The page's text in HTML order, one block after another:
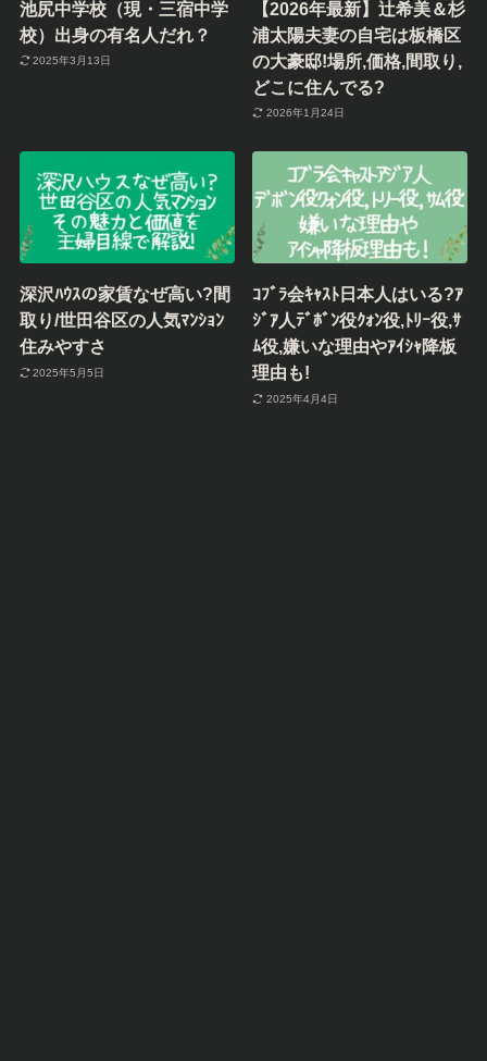
池尻中学校（現・三宿中学
校）出身の有名人だれ？
2025年3月13日
【2026年最新】辻希美＆杉
浦太陽夫妻の自宅は板橋区
の大豪邸!場所,価格,間取り,
どこに住んでる?
2026年1月24日
深沢ﾊｳｽの家賃なぜ高い?間
取り/世田谷区の人気ﾏﾝｼｮﾝ
住みやすさ
2025年5月5日
ｺﾌﾞﾗ会ｷｬｽﾄ日本人はいる?ｱ
ｼﾞｱ人ﾃﾞﾎﾞﾝ役ｸｫﾝ役,ﾄﾘｰ役,ｻ
ﾑ役,嫌いな理由やｱｲｼｬ降板
理由も!
2025年4月4日